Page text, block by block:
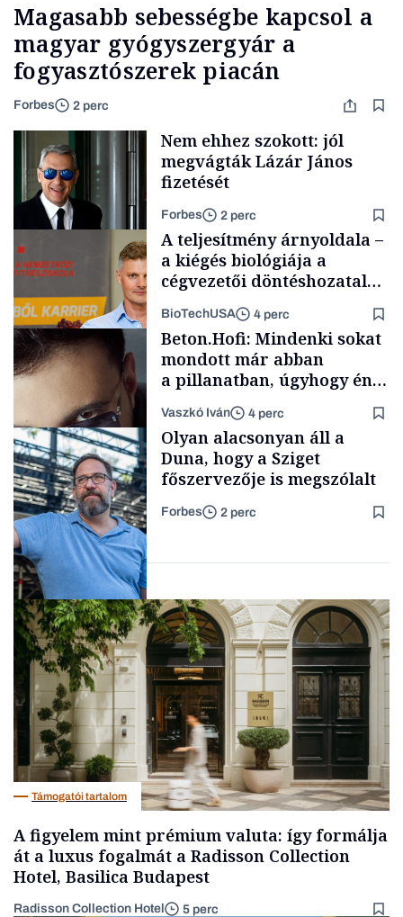
Magasabb sebességbe kapcsol a
magyar gyógyszergyár a
fogyasztószerek piacán
Forbes 2 perc
Politika
Nem ehhez szokott: jól
megvágták Lázár János
fizetését
Forbes 2 perc
Content Lab HUB
A teljesítmény árnyoldala –
a kiégés biológiája a
cégvezetői döntéshozatal
BioTechUSA 4 perc
Forbes-sztori
Beton.Hofi: Mindenki sokat
mondott már abban
a pillanatban, úgyhogy én
a legsarkosabb
gondolataimat akartam
kimondani
Vaszkó Iván 4 perc
Társadalom
Olyan alacsonyan áll a
Duna, hogy a Sziget
főszervezője is megszólalt
Forbes 2 perc
Támogatói tartalom
A figyelem mint prémium valuta: így formálja
át a luxus fogalmát a Radisson Collection
Hotel, Basilica Budapest
Radisson Collection Hotel 5 perc